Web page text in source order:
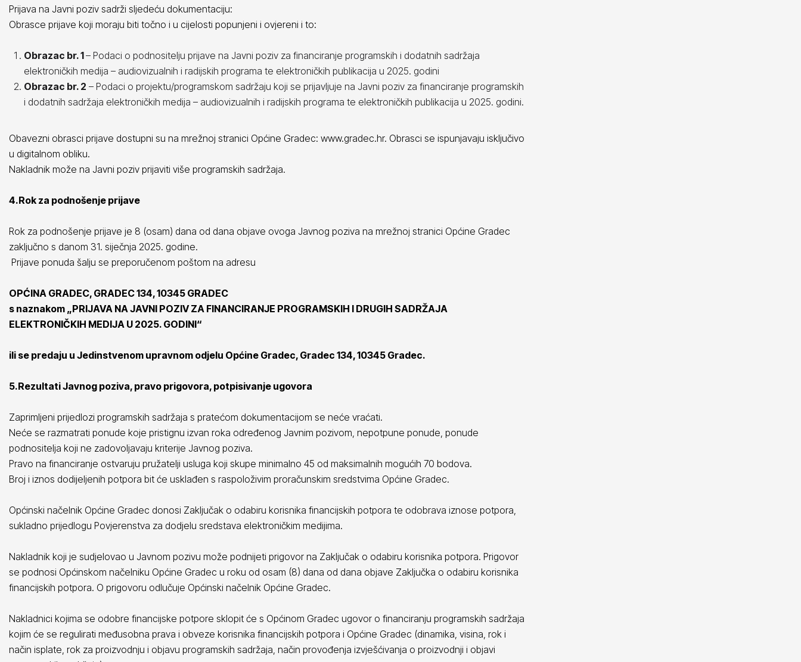
Prijava na Javni poziv sadrži sljedeću dokumentaciju:
Obrasce prijave koji moraju biti točno i u cijelosti popunjeni i ovjereni i to:
Obrazac br. 1– Podaci o podnositelju prijave na Javni poziv za financiranje programskih i dodatnih sadržaja
elektroničkih medija – audiovizualnih i radijskih programa te elektroničkih publikacija u 2025. godini
Obrazac br. 2 – Podaci o projektu/programskom sadržaju koji se prijavljuje na Javni poziv za financiranje programskih
i dodatnih sadržaja elektroničkih medija – audiovizualnih i radijskih programa te elektroničkih publikacija u 2025. godini.
Obavezni obrasci prijave dostupni su na mrežnoj stranici Općine Gradec: www.gradec.hr. Obrasci se ispunjavaju isključivo
u digitalnom obliku.
Nakladnik može na Javni poziv prijaviti više programskih sadržaja.
4.Rok za podnošenje prijave
Rok za podnošenje prijave je 8 (osam) dana od dana objave ovoga Javnog poziva na mrežnoj stranici Općine Gradec
zaključno s danom 31. siječnja 2025. godine.
Prijave ponuda šalju se preporučenom poštom na adresu
OPĆINA GRADEC, GRADEC 134, 10345 GRADEC
s naznakom „PRIJAVA NA JAVNI POZIV ZA FINANCIRANJE PROGRAMSKIH I DRUGIH SADRŽAJA
ELEKTRONIČKIH MEDIJA U 2025. GODINI“
ili se predaju u Jedinstvenom upravnom odjelu Općine Gradec, Gradec 134, 10345 Gradec.
5.Rezultati Javnog poziva, pravo prigovora, potpisivanje ugovora
Zaprimljeni prijedlozi programskih sadržaja s pratećom dokumentacijom se neće vraćati.
Neće se razmatrati ponude koje pristignu izvan roka određenog Javnim pozivom, nepotpune ponude, ponude
podnositelja koji ne zadovoljavaju kriterije Javnog poziva.
Pravo na financiranje ostvaruju pružatelji usluga koji skupe minimalno 45 od maksimalnih mogućih 70 bodova.
Broj i iznos dodijeljenih potpora bit će usklađen s raspoloživim proračunskim sredstvima Općine Gradec.
Općinski načelnik Općine Gradec donosi Zaključak o odabiru korisnika financijskih potpora te odobrava iznose potpora,
sukladno prijedlogu Povjerenstva za dodjelu sredstava elektroničkim medijima.
Nakladnik koji je sudjelovao u Javnom pozivu može podnijeti prigovor na Zaključak o odabiru korisnika potpora. Prigovor
se podnosi Općinskom načelniku Općine Gradec u roku od osam (8) dana od dana objave Zaključka o odabiru korisnika
financijskih potpora. O prigovoru odlučuje Općinski načelnik Općine Gradec.
Nakladnici kojima se odobre financijske potpore sklopit će s Općinom Gradec ugovor o financiranju programskih sadržaja
kojim će se regulirati međusobna prava i obveze korisnika financijskih potpora i Općine Gradec (dinamika, visina, rok i
način isplate, rok za proizvodnju i objavu programskih sadržaja, način provođenja izvješćivanja o proizvodnji i objavi